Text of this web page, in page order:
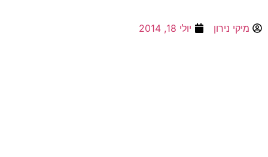
מיקי נירון יולי 18, 2014